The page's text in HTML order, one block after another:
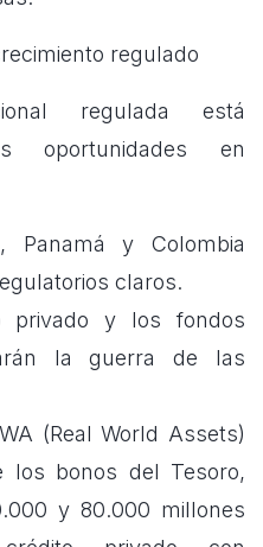
regulado
regulada está
oportunidades en
Panamá y Colombia
claros.
privado y los fondos
la guerra de las
(Real World Assets)
los bonos del Tesoro,
y 80.000 millones